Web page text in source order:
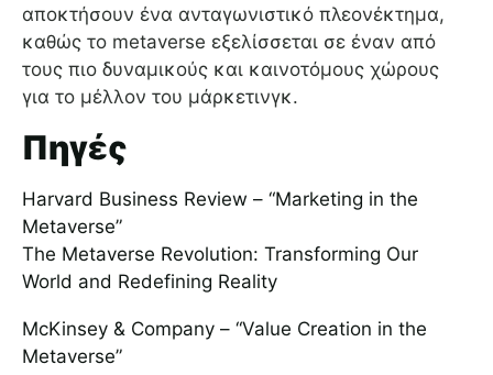
αποκτήσουν ένα ανταγωνιστικό πλεονέκτημα,
καθώς το metaverse εξελίσσεται σε έναν από
τους πιο δυναμικούς και καινοτόμους χώρους
για το μέλλον του μάρκετινγκ.
Πηγές
Harvard Business Review – “Marketing in the
Metaverse”
The Metaverse Revolution: Transforming Our
World and Redefining Reality
McKinsey & Company – “Value Creation in the
Metaverse”